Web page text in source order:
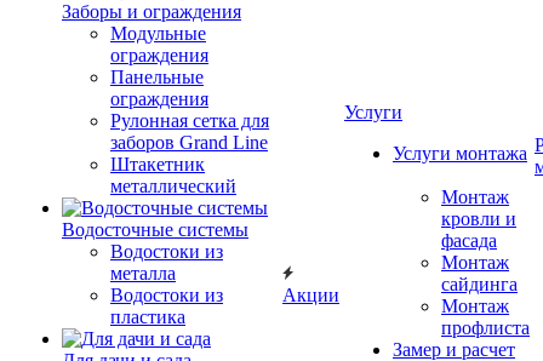
Заборы и ограждения
Модульные
ограждения
Панельные
ограждения
Рулонная сетка для
заборов Grand Line
Штакетник
металлический
Водосточные системы
Водостоки из
металла
Водостоки из
пластика
Акции
Услуги
Услуги монтажа
Монтаж
кровли и
фасада
Монтаж
сайдинга
Монтаж
профлиста
Замер и расчет